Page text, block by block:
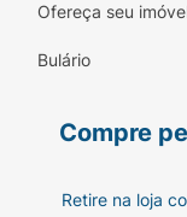
Ofereça seu
Bulário
Compre
Retire na loja